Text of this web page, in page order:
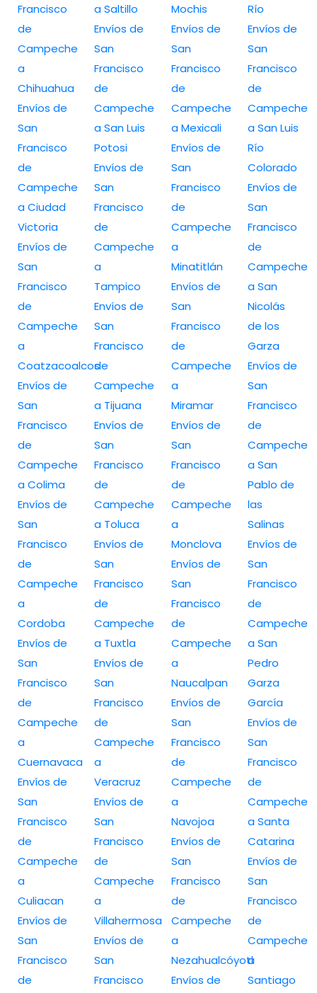
Francisco
de
Campeche
a
Chihuahua
Envíos de
San
Francisco
de
Campeche
a Ciudad
Victoria
Envíos de
San
Francisco
de
Campeche
a
Coatzacoalcos
Envíos de
San
Francisco
de
Campeche
a Colima
Envíos de
San
Francisco
de
Campeche
a
Cordoba
Envíos de
San
Francisco
de
Campeche
a
Cuernavaca
Envíos de
San
Francisco
de
Campeche
a
Culiacan
Envíos de
San
Francisco
de
a Saltillo
Envíos de
San
Francisco
de
Campeche
a San Luis
Potosi
Envíos de
San
Francisco
de
Campeche
a
Tampico
Envíos de
San
Francisco
de
Campeche
a Tijuana
Envíos de
San
Francisco
de
Campeche
a Toluca
Envíos de
San
Francisco
de
Campeche
a Tuxtla
Envíos de
San
Francisco
de
Campeche
a
Veracruz
Envíos de
San
Francisco
de
Campeche
a
Villahermosa
Envíos de
San
Francisco
Mochis
Envíos de
San
Francisco
de
Campeche
a Mexicali
Envíos de
San
Francisco
de
Campeche
a
Minatitlán
Envíos de
San
Francisco
de
Campeche
a
Miramar
Envíos de
San
Francisco
de
Campeche
a
Monclova
Envíos de
San
Francisco
de
Campeche
a
Naucalpan
Envíos de
San
Francisco
de
Campeche
a
Navojoa
Envíos de
San
Francisco
de
Campeche
a
Nezahualcóyotl
Envíos de
Río
Envíos de
San
Francisco
de
Campeche
a San Luis
Río
Colorado
Envíos de
San
Francisco
de
Campeche
a San
Nicolás
de los
Garza
Envíos de
San
Francisco
de
Campeche
a San
Pablo de
las
Salinas
Envíos de
San
Francisco
de
Campeche
a San
Pedro
Garza
García
Envíos de
San
Francisco
de
Campeche
a Santa
Catarina
Envíos de
San
Francisco
de
Campeche
a
Santiago